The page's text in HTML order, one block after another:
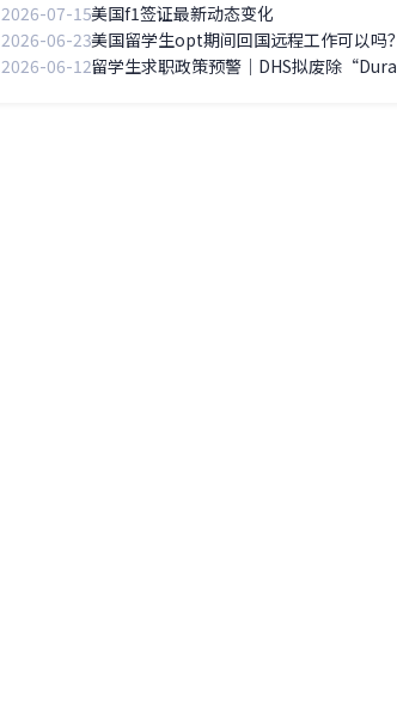
2026-07-15美国f1签证最新动态变化
2026-06-23美国留学生opt期间回国远程工作可以吗？
2026-06-12